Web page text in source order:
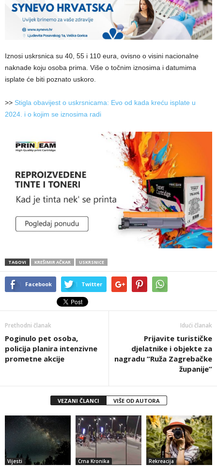
Iznosi uskrsnica su 40, 55 i 110 eura, ovisno o visini nacionalne
naknade koju osoba prima. Više o točnim iznosima i datumima
isplate će biti poznato uskoro.
>> Stigla obavijest o uskrsnicama: Evo od kada kreću isplate u
2024. i o kojim se iznosima radi
TAGOVI KREŠIMIR AČKAR USKRSNICE
Facebook Twitter
Prethodni članak
Poginulo pet osoba,
policija planira intenzivne
prometne akcije
Idući članak
Prijavite turističke
djelatnike i objekte za
nagradu “Ruža Zagrebačke
županije”
VEZANI ČLANCI VIŠE OD AUTORA
Vijesti Crna Kronika Rekreacija